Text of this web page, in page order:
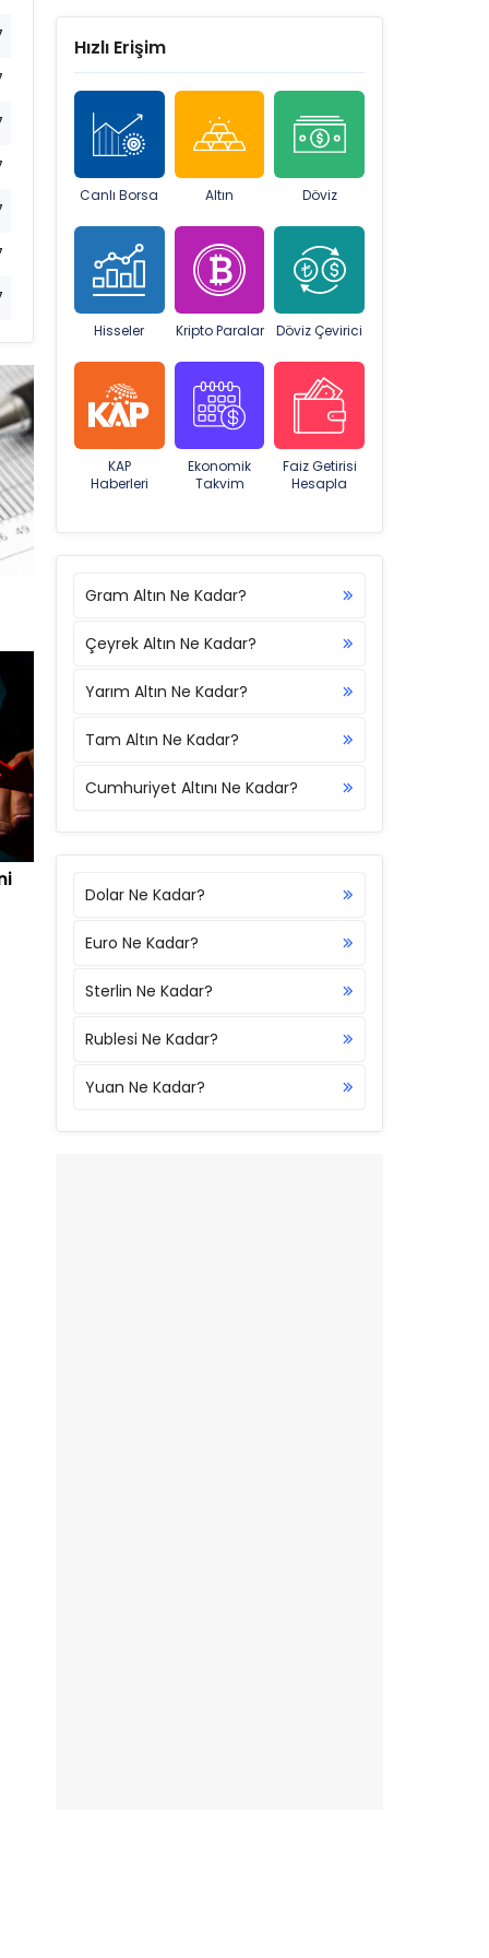
Hızlı Erişim
Canlı Borsa Altın Döviz
Hisseler Kripto Paralar Döviz Çevirici
KAP
Haberleri
Ekonomik
Takvim
Faiz Getirisi
Hesapla
Gram Altın Ne Kadar?
Çeyrek Altın Ne Kadar?
Yarım Altın Ne Kadar?
Tam Altın Ne Kadar?
Cumhuriyet Altını Ne Kadar?
Dolar Ne Kadar?
Euro Ne Kadar?
Sterlin Ne Kadar?
Rublesi Ne Kadar?
Yuan Ne Kadar?